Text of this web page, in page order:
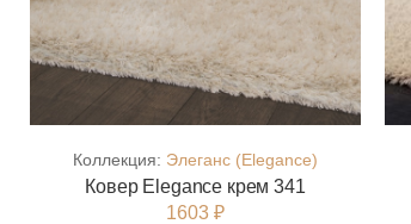
Коллекция: Элеганс (Elegance)
Ковер Elegance крем 341
1603 ₽